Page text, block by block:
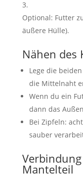
Optional: Futter
äußere Hülle).
Nähen des
Lege die
die Mittelnaht
Wenn du ein
dann das
Bei Zipfeln:
sauber
Mantelteil